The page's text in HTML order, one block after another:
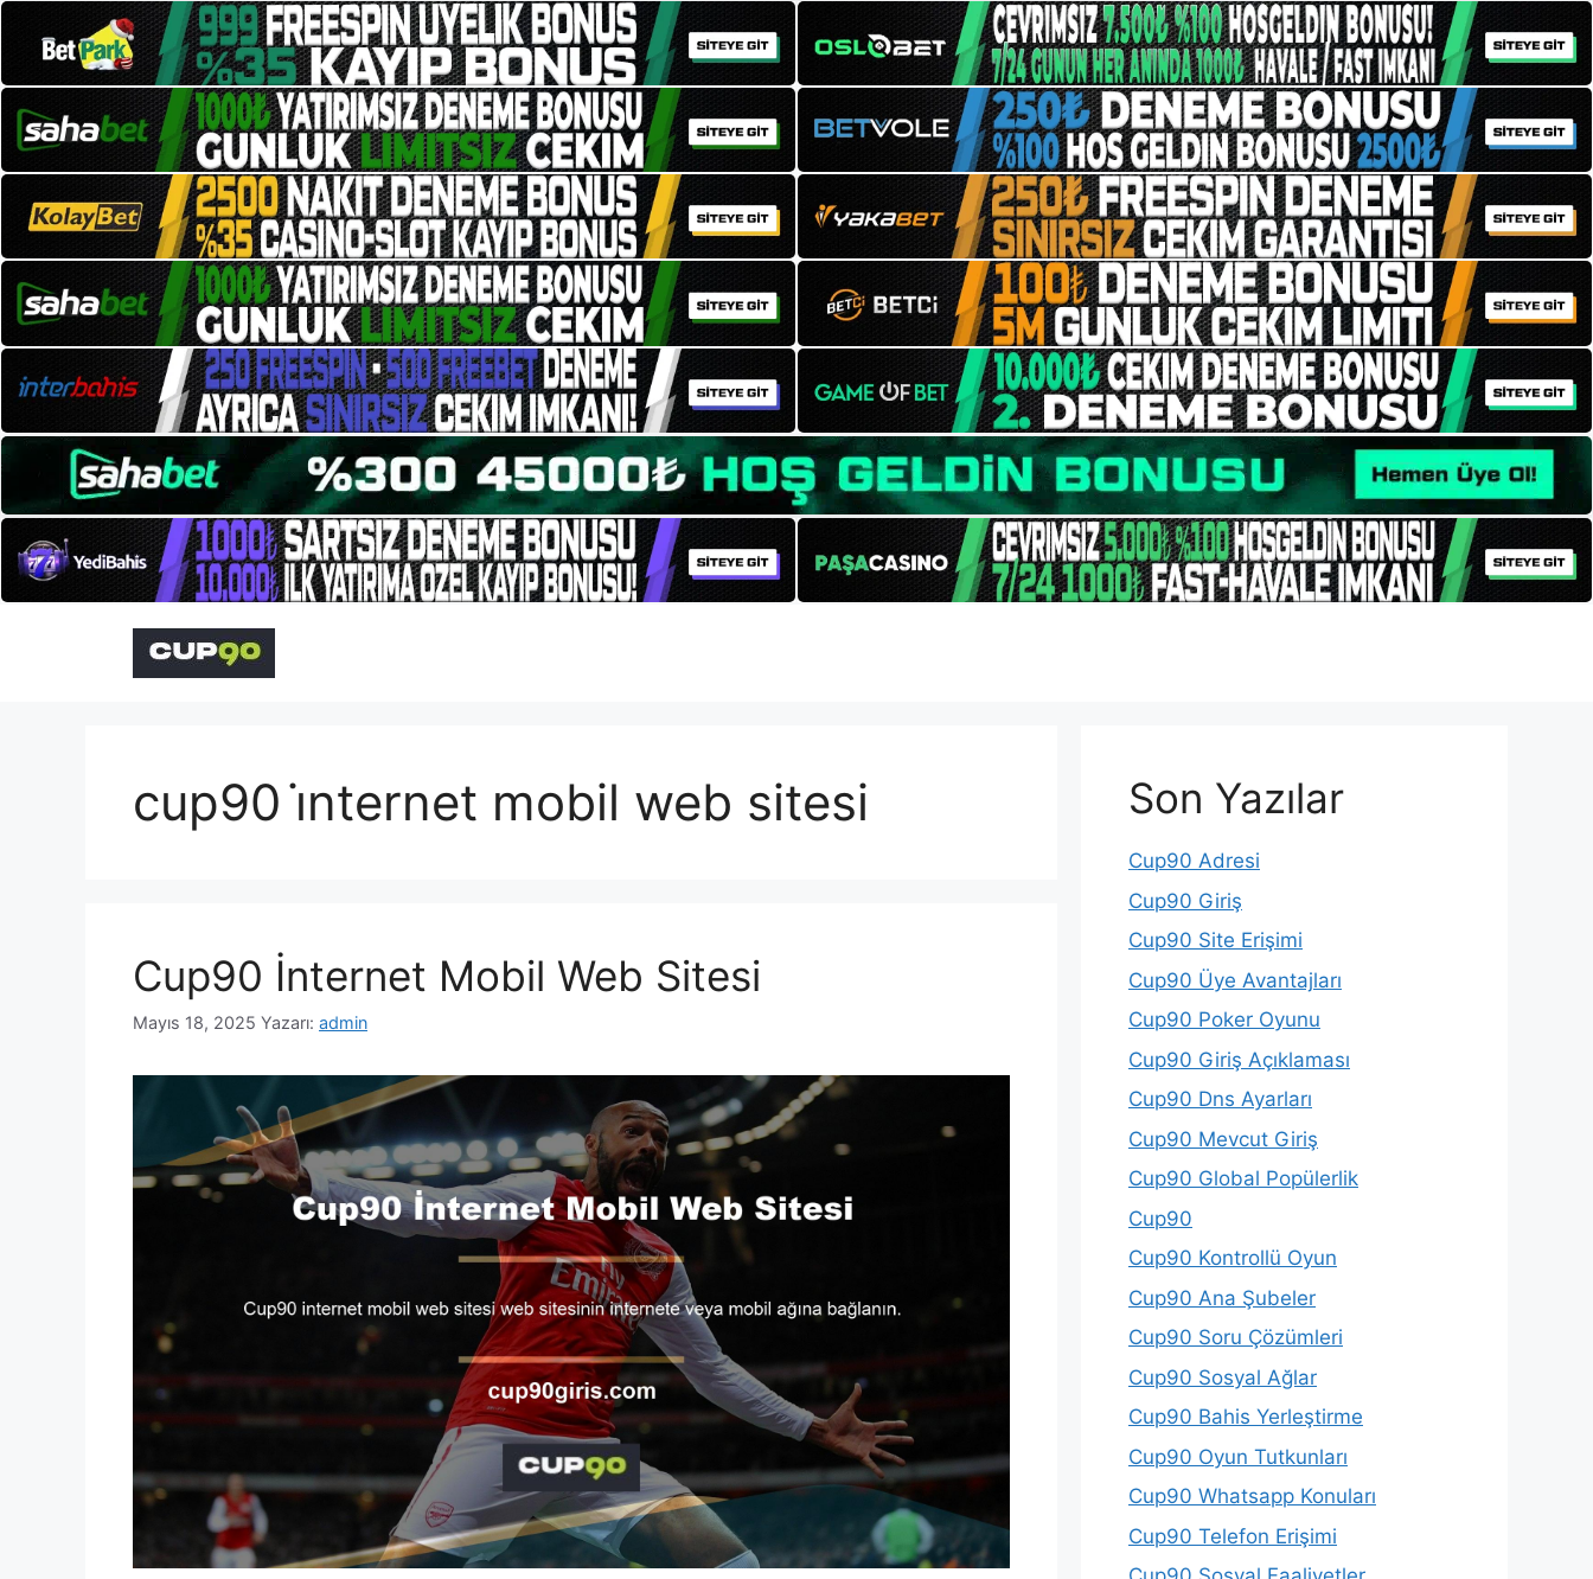
cup90 i̇nternet mobil web sitesi
Cup90 İnternet Mobil Web Sitesi
Mayıs 18, 2025 Yazarı: admin
Son Yazılar
Cup90 Adresi
Cup90 Giriş
Cup90 Site Erişimi
Cup90 Üye Avantajları
Cup90 Poker Oyunu
Cup90 Giriş Açıklaması
Cup90 Dns Ayarları
Cup90 Mevcut Giriş
Cup90 Global Popülerlik
Cup90
Cup90 Kontrollü Oyun
Cup90 Ana Şubeler
Cup90 Soru Çözümleri
Cup90 Sosyal Ağlar
Cup90 Bahis Yerleştirme
Cup90 Oyun Tutkunları
Cup90 Whatsapp Konuları
Cup90 Telefon Erişimi